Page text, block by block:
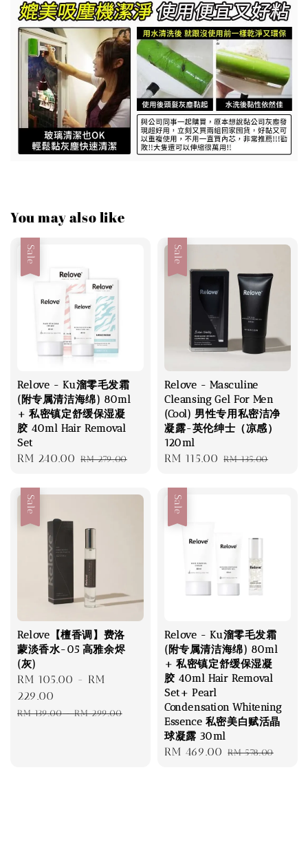
You may also like
Sale
Relove - Ku溜零毛发霜
(附专属清洁海绵) 80ml
+ 私密镇定舒缓保湿凝
胶 40ml Hair Removal
Set
Sale
RM 240.00 Regular
RM 279.00
Sale
Relove - Masculine
Cleansing Gel For Men
(Cool) 男性专用私密洁净
凝露-英伦绅士（凉感）
120ml
Sale
RM 115.00 Regular
RM 135.00
Sale
Relove【檀香调】费洛
蒙淡香水-05 高雅余烬
(灰)
Sale
price
RM 105.00 - RM
229.00
Regular
RM 139.00-RM 299.00
Sale
Relove - Ku溜零毛发霜
(附专属清洁海绵) 80ml
+ 私密镇定舒缓保湿凝
胶 40ml Hair Removal
Set+ Pearl
Condensation Whitening
Essence 私密美白赋活晶
球凝露 30ml
Sale
RM 469.00 Regular
RM 578.00